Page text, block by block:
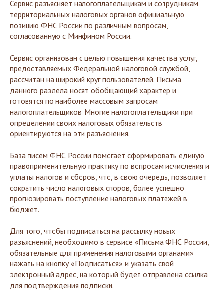
Сервис разъясняет налогоплательщикам и сотрудникам
территориальных налоговых органов официальную
позицию ФНС России по различным вопросам,
согласованную с Минфином России.
Сервис организован с целью повышения качества услуг,
предоставляемых Федеральной налоговой службой,
рассчитан на широкий круг пользователей. Письма
данного раздела носят обобщающий характер и
готовятся по наиболее массовым запросам
налогоплательщиков. Многие налогоплательщики при
определении своих налоговых обязательств
ориентируются на эти разъяснения.
База писем ФНС России помогает сформировать единую
правоприменительную практику по вопросам исчисления и
уплаты налогов и сборов, что, в свою очередь, позволяет
сократить число налоговых споров, более успешно
прогнозировать поступление налоговых платежей в
бюджет.
Для того, чтобы подписаться на рассылку новых
разъяснений, необходимо в сервисе «Письма ФНС России,
обязательные для применения налоговыми органами»
нажать на кнопку «Подписаться» и указать свой
электронный адрес, на который будет отправлена ссылка
для подтверждения подписки.